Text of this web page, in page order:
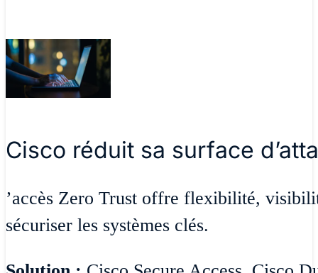
Cisco réduit sa surface
’accès Zero Trust offre flexibilité,
sécuriser les systèmes clés.